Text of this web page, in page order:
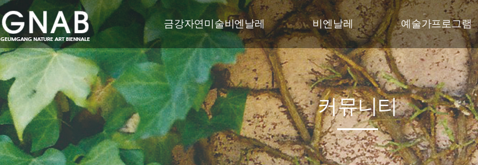
금강자연미술비엔날레
비엔날레 소개
비엔날레 연혁
한국자연미술가협회-야투
조직도
엠블렘/후원기관
오시는 길
비엔날레
비엔날레 행사개요
주제
프로그램
전시작품
관람안내
지난비엔날레
예술가프로그램
야투자연미술의 집
야투자연미술레지던스
국제협력프로젝트
커뮤니티